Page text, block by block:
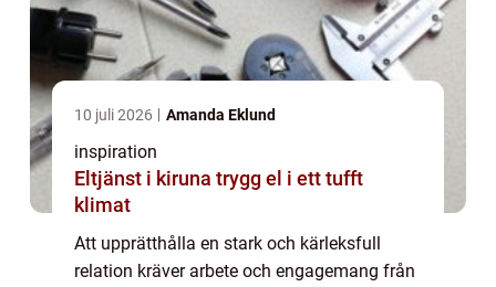
10 juli 2026 Amanda Eklund
inspiration
Eltjänst i kiruna trygg el i ett tufft
klimat
Att upprätthålla en stark och kärleksfull
relation kräver arbete och engagemang från